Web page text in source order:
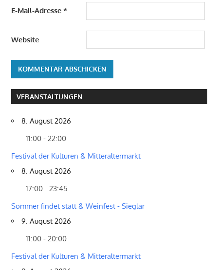
E-Mail-Adresse *
Website
VERANSTALTUNGEN
8. August 2026
11:00 - 22:00
Festival der Kulturen & Mitteraltermarkt
8. August 2026
17:00 - 23:45
Sommer findet statt & Weinfest - Sieglar
9. August 2026
11:00 - 20:00
Festival der Kulturen & Mitteraltermarkt